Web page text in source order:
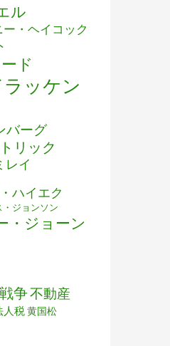
ル
ー・ヘイコック
ド
ッケン
バーグ
リック
レイ
ハイエク
・ジョンソン
・ジョーン
争不動産
人税黄国松